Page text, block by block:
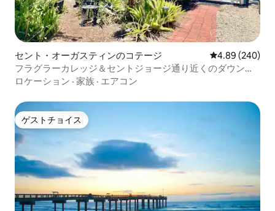
セント・オーガスティンのコテージ レビュー240
4.89 (240)
フラグラーカレッジ＆セントジョージ通り近くのダウンタ
ウンハウス
ロケーション · 家族 · エアコン
ゲストチョイス
ゲストチョイス